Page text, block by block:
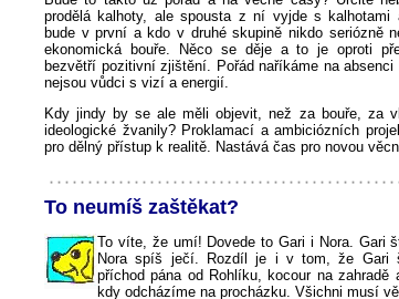
prodělá kalhoty, ale spousta z ní vyjde s kalhotami
bude v první a kdo v druhé skupině nikdo seriózně
ekonomická bouře. Něco se děje a to je oproti
bezvětří pozitivní zjištění. Pořád naříkáme na absenci
nejsou vůdci s vizí a energií.
Kdy jindy by se ale měli objevit, než za bouře, za
ideologické žvanily? Proklamací a ambiciózních
pro dělný přístup k realitě. Nastává čas pro novou
To neumíš zaštěkat?
To víte, že umí! Dovede to Gari i Nora. Gari
Nora spíš ječí. Rozdíl je i v tom, že Gari
příchod pána od Rohlíku, kocour na zahradě
kdy odcházíme na procházku. Všichni musí